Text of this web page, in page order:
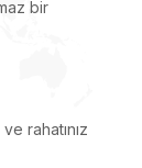
bir
rahatınız